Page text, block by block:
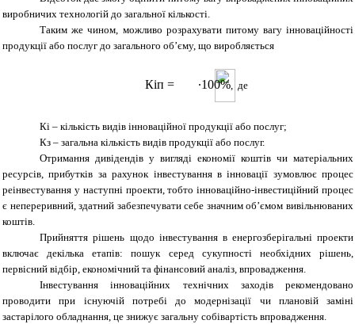
виробничих технологій до загальної кількості.
Таким же чином, можливо розрахувати питому вагу інноваційності
продукції або послуг до загального об’єму, що виробляється
Кіп = ∙100% де
Кі – кількість видів інноваційної продукції або послуг;
Кз – загальна кількість видів продукції або послуг.
Отримання дивідендів у вигляді економії коштів чи матеріальних
ресурсів, прибутків за рахунок інвестування в інновації зумовлює процес
реінвестування у наступні проекти, тобто інноваційно-інвестиційний процес
є непереривний, здатний забезпечувати себе значним об’ємом вивільнюваних
коштів.
Прийняття рішень щодо інвестування в енергозберігальні проекти
включає декілька етапів: пошук серед сукупності необхідних рішень,
первісний відбір, економічний та фінансовий аналіз, впровадження.
Інвестування інноваційних технічних заходів рекомендовано
проводити при існуючій потребі до модернізації чи плановій заміні
застарілого обладнання, це знижує загальну собівартість впровадження.